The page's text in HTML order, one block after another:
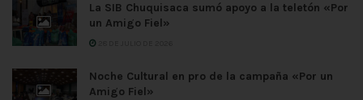
La SIB Chuquisaca sumó apoyo a la teletón «Por
un Amigo Fiel»
Noche Cultural en pro de la campaña «Por un
Amigo Fiel»